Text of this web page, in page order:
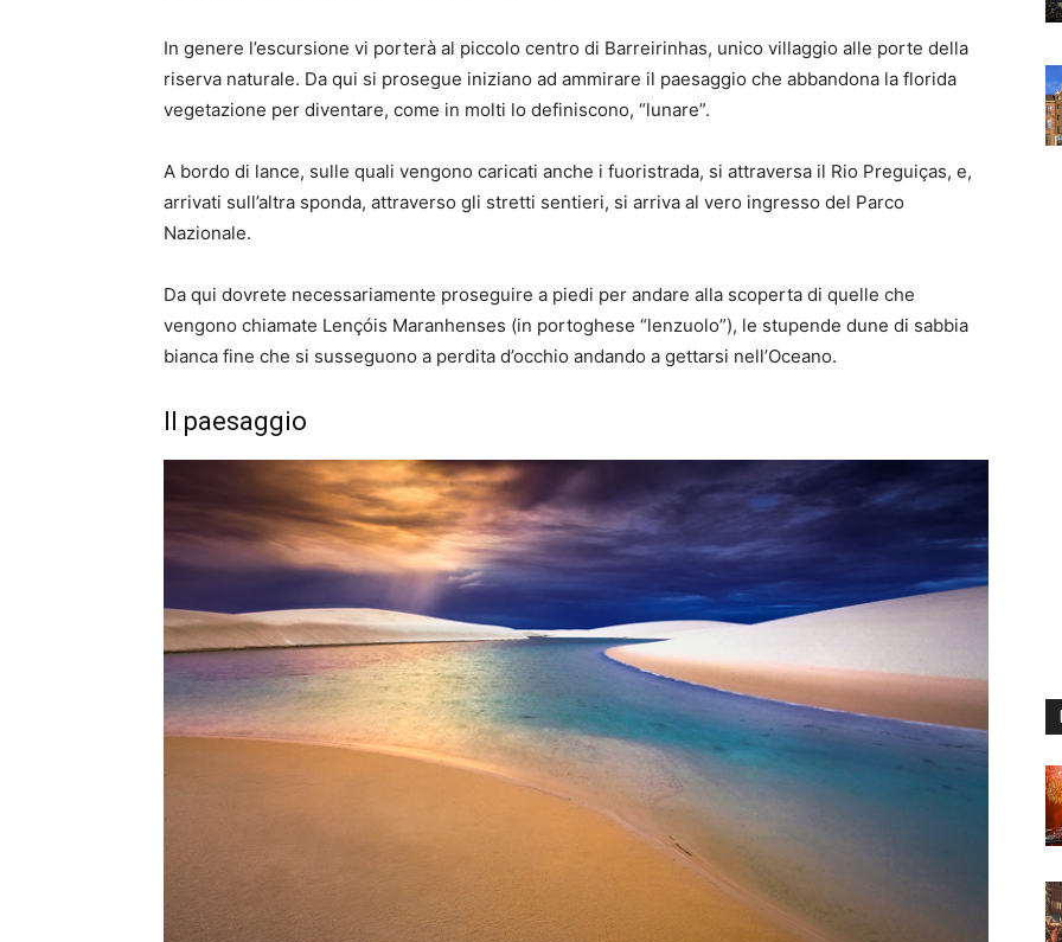
In genere l’escursione vi porterà al piccolo centro di Barreirinhas, unico villaggio alle porte della
riserva naturale. Da qui si prosegue iniziano ad ammirare il paesaggio che abbandona la florida
vegetazione per diventare, come in molti lo definiscono, “lunare”.
A bordo di lance, sulle quali vengono caricati anche i fuoristrada, si attraversa il Rio Preguiças, e,
arrivati sull’altra sponda, attraverso gli stretti sentieri, si arriva al vero ingresso del Parco
Nazionale.
Da qui dovrete necessariamente proseguire a piedi per andare alla scoperta di quelle che
vengono chiamate Lençóis Maranhenses (in portoghese “lenzuolo”), le stupende dune di sabbia
bianca fine che si susseguono a perdita d’occhio andando a gettarsi nell’Oceano.
Il paesaggio